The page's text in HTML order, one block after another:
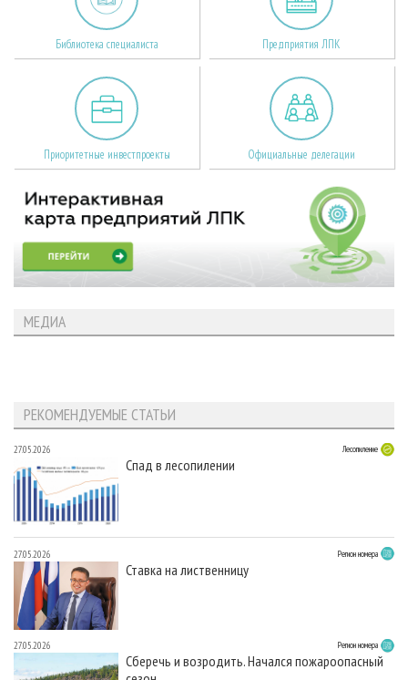
Библиотека специалиста Предприятия ЛПК
Приоритетные инвестпроекты Официальные делегации
МЕДИА
РЕКОМЕНДУЕМЫЕ СТАТЬИ
27.05.2026 Лесопиление
Спад в лесопилении
27.05.2026 Регион номера
Ставка на лиственницу
27.05.2026 Регион номера
Сберечь и возродить. Начался пожароопасный